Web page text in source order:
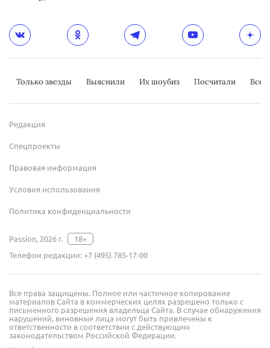
Только звезды Выяснили Их шоубиз Посчитали
Редакция
Спецпроекты
Правовая информация
Условия использования
Политика конфиденциальности
Passion, 2026 г.
18+
Телефон редакции:+7 (495) 785-17-00
Все права защищены. Полное или частичное копирование
материалов Сайта в коммерческих целях разрешено только с
письменного разрешения владельца Сайта. В случае обнаружения
нарушений, виновные лица могут быть привлечены к
ответственности в соответствии с действующим
законодательством Российской Федерации.